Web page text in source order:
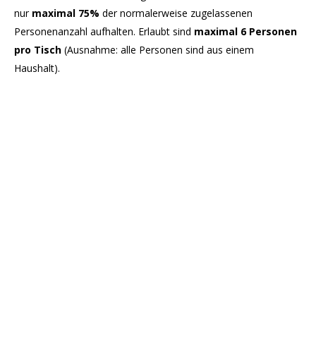
nur maximal 75% der normalerweise zugelassenen
Personenanzahl aufhalten. Erlaubt sind maximal 6 Personen
pro Tisch (Ausnahme: alle Personen sind aus einem
Haushalt).